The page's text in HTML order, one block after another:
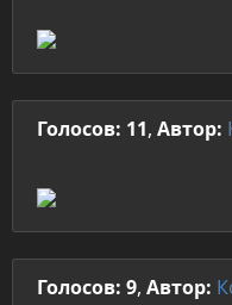
Голосов: 11, Автор:
Голосов: 9, Автор: